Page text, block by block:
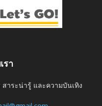
รา
าระน่ารู้ และความบันเทิง